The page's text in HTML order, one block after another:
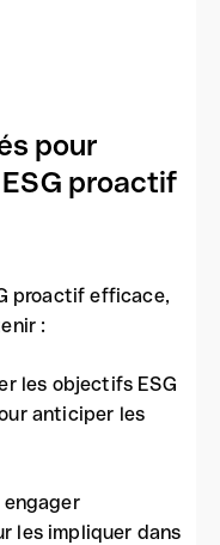
pour
proactif
proactif efficace,
:
les objectifs ESG
anticiper les
les impliquer dans